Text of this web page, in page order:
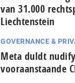
van 31.000
Liechtenstein
GOVERNANCE &
Meta duldt
vooraanstaande